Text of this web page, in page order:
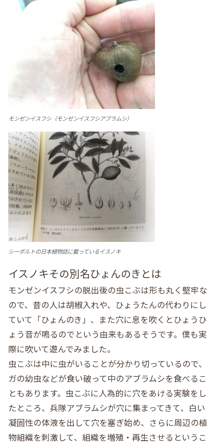
モンゼンイスフシ（モンゼンイスフシアブラムシ）
シーボルトの日本植物誌に載っているイスノキ
イスノキその別名ひょんのきとは
モンゼンイスフシの脱出後の虫こぶは形も丸く堅牢な
ので、昔の人は胡椒入れや、ひょうたんの代わりにし
ていて「ひょんのき」、また穴に息を吹くとひょうひ
ょう音が鳴るのでという由来もあるそうです。僕も実
際に吹いて遊んでみました。
虫こぶは中に虫がいることが分かり切っているので、
ガの幼虫などが食い破って中のアブラムシを食べるこ
ともあります。虫こぶに人為的に穴をあける実験をし
たところ、兵隊アブラムシが穴に集まってきて、白い
凝固性の体液を出して穴を塞ぎ始め、さらに周辺の植
物組織を刺激して、組織を増殖・再生させるというこ